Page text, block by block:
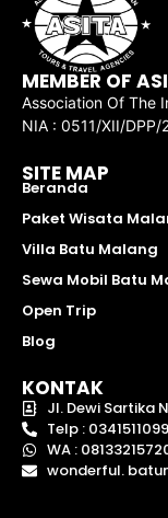
MEMBER OF
Association Of The
NIA : 0511/XII/DPP/
SITE MAP
Beranda
Paket Wisata
Villa Batu Malang
Sewa Mobil Batu
Open Trip
Blog
KONTAK
Jl. Dewi Sartika
Telp : 0341511099
WA :
wonderful.